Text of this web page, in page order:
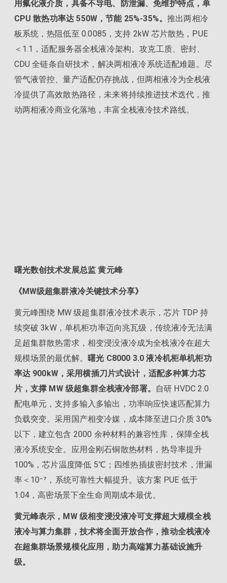
用氟化液介质，具备不导电、防泄漏、免维护特点，单
CPU 散热功率达 550W，节能 25%-35%。推出两相冷
板系统，热阻低至 0.0085，支持 2kW 芯片散热，PUE
＜1.1，适配服务器全栈液冷架构。攻克工质、密封、
CDU 全链条自研技术，解决两相液冷系统适配难题。尽
管气液管控、量产适配仍存挑战，但两相液冷为全栈液
冷提供了高效散热路径，未来将持续推进技术迭代，推
动两相液冷商业化落地，丰富全栈液冷技术路线。
曙光数创技术发展总监 黄元峰
《MW级超集群液冷关键技术分享》
黄元峰围绕 MW 级超集群液冷技术表示，芯片 TDP 持
续突破 3kW，单机柜功率迈向兆瓦级，传统液冷无法满
足超集群散热需求，相变浸没液冷成为全栈液冷在超大
规模场景的最优解。 曙光 C8000 3.0 液冷机柜单机柜功
率达 900kW，采用横插刀片式设计，适配多种算力芯
片，支撑 MW 级超集群全栈液冷部署。
自研 HVDC 2.0
配电单元，支持多输入多输出，功率响应快速匹配算力
负载突变。采用国产相变冷媒，成本降至进口介质 30%
以下，建立包含 2000 余种材料的兼容性库，保障全栈
液冷系统安全。应用金刚石铜散热材料，热导率提升
100%，芯片温度降低 5℃；四维热插拔密封技术，泄漏
率＜10⁻⁷，系统可靠性大幅提升。该方案 PUE 低于
1.04，高密场景下全生命周期成本最优。
黄元峰表示，MW 级相变浸没液冷可支撑超大规模全栈
液冷与算力集群，技术将全面开放合作，推动全栈液冷
在超集群场景规模化应用，助力高端算力基础设施升
级。